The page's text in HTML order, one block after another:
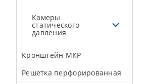
Камеры
статического
давления
Кронштейн МКР
Решетка перфорированная